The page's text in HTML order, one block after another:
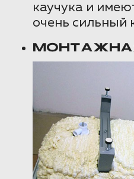
каучука и
очень сильный